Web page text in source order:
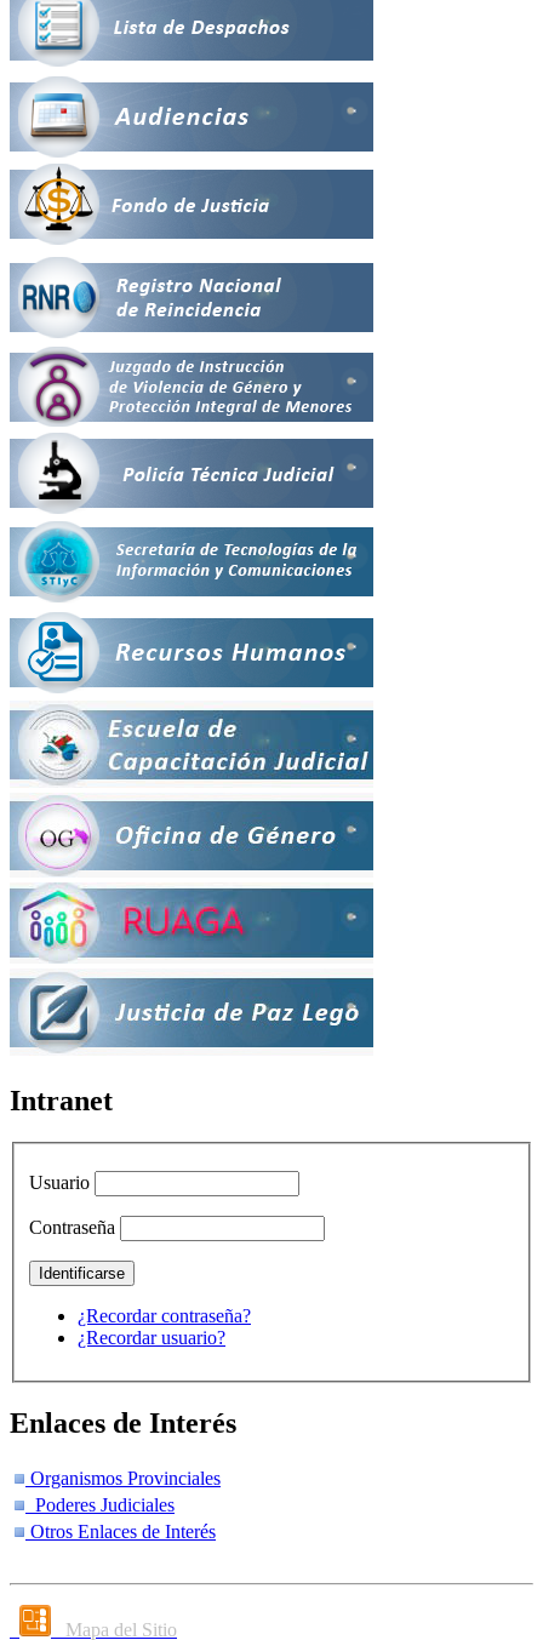
Intranet
Usuario
Contraseña
¿Recordar contraseña?
¿Recordar usuario?
Enlaces de Interés
Organismos Provinciales
Poderes Judiciales
Otros Enlaces de Interés
Mapa del Sitio